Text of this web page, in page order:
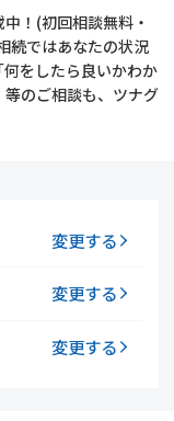
害額請求
き
！(初回相談無料・
続ではあなたの状況
をしたら良いかわか
のご相談も、ツナグ
変更する
変更する
変更する